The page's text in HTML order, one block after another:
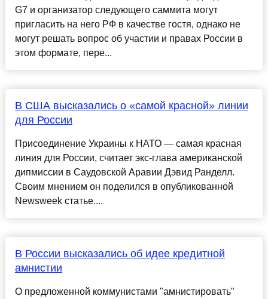
G7 и организатор следующего саммита могут
пригласить на него РФ в качестве гостя, однако не
могут решать вопрос об участии и правах России в
этом формате, пере...
В США высказались о «самой красной» линии
для России
Присоединение Украины к НАТО — самая красная
линия для России, считает экс-глава американской
дипмиссии в Саудовской Аравии Дэвид Ранделл.
Своим мнением он поделился в опубликованной
Newsweek статье....
В России высказались об идее кредитной
амнистии
О предложенной коммунистами "амнистировать"